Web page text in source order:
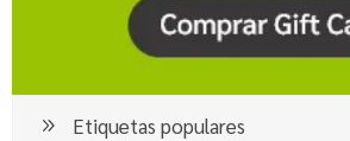
Etiquetas populares